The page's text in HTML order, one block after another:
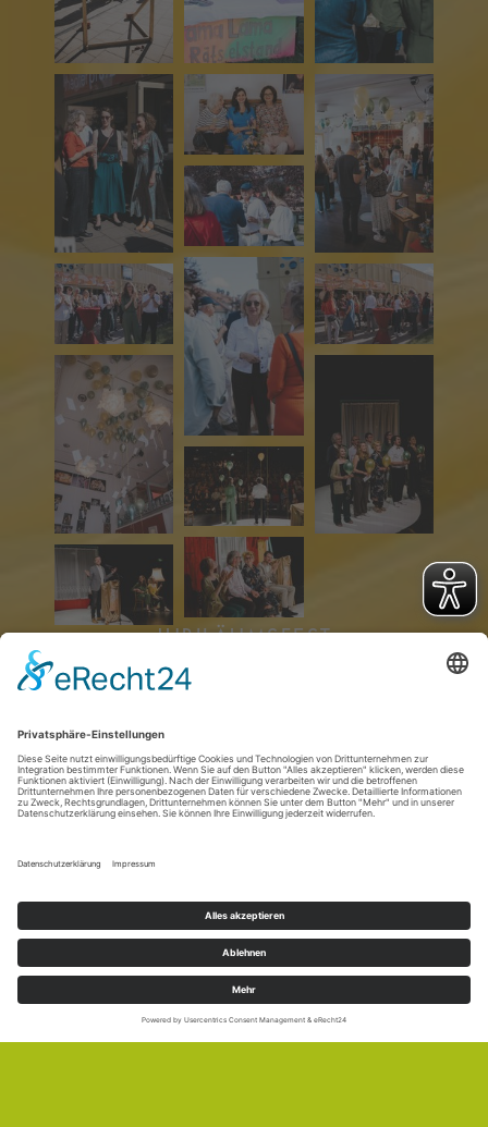
JUBILÄUMSFEST
Fotos: Simone Voggenreiter